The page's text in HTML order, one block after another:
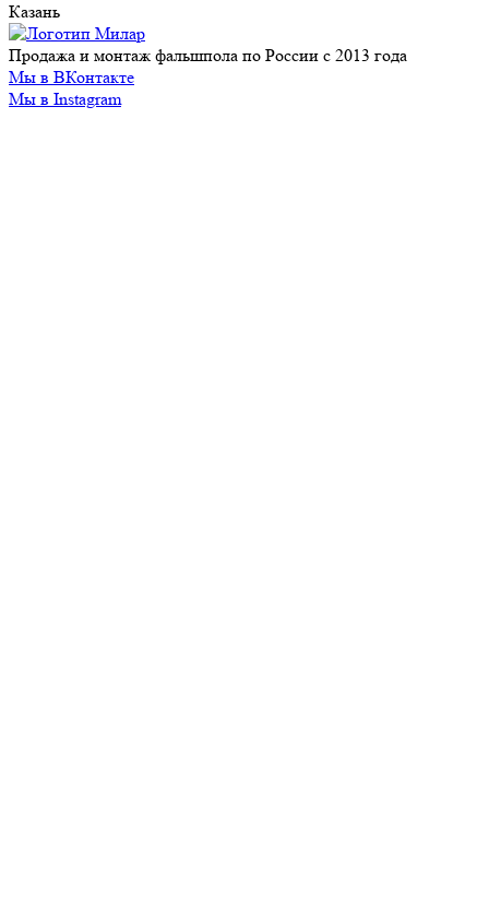
Казань
Продажа и монтаж фальшпола по России с 2013 года
Мы в ВКонтакте
Мы в Instagram